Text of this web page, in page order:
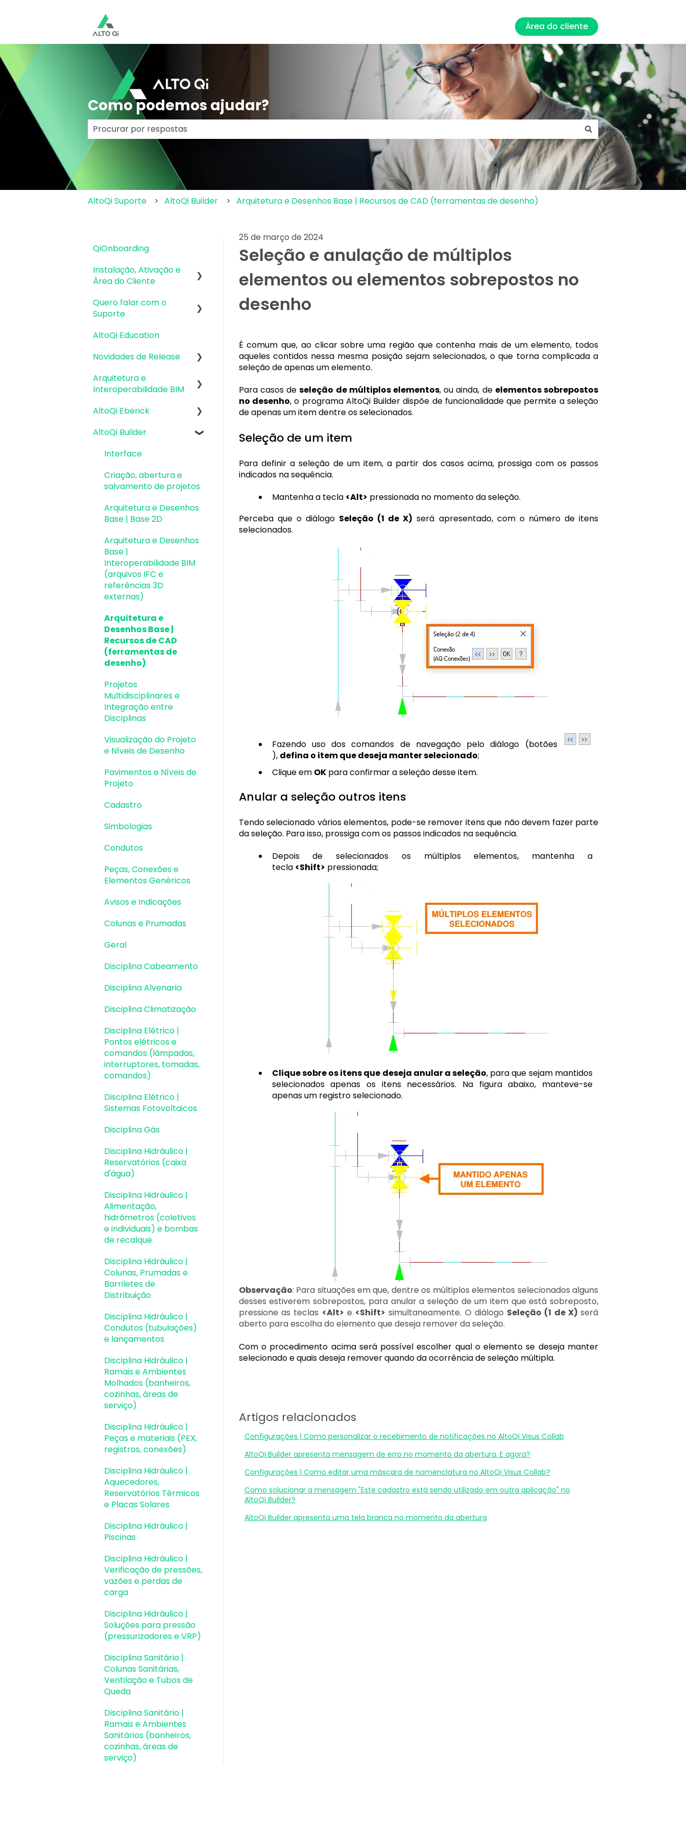
Área do cliente
Como podemos ajudar?
Não há sugestões porque o campo de pesquisa está em branco.
AltoQi Suporte AltoQi Builder Arquitetura e Desenhos Base | Recursos de CAD (ferramentas de desenho)
25 de março de 2024
Seleção e anulação de múltiplos
elementos ou elementos sobrepostos no
desenho
É comum que, ao clicar sobre uma região que contenha mais de um elemento, todos
aqueles contidos nessa mesma posição sejam selecionados, o que torna complicada a
seleção de apenas um elemento.
Para casos deseleção de múltiplos elementos, ou ainda, de elementos sobrepostos
no desenho, o programa AltoQi Builder dispõe de funcionalidade que permite a seleção
de apenas um item dentre os selecionados.
Seleção de um item
Para definir a seleção de um item, a partir dos casos acima, prossiga com os passos
indicados na sequência.
Mantenha a tecla <Alt> pressionada no momento da seleção.
Perceba que o diálogo Seleção (1 de X) será apresentado, com o número de itens
selecionados.
Fazendo uso dos comandos de navegação pelo diálogo (botões
), defina o item que deseja manter selecionado;
Clique em OKpara confirmar a seleção desse item.
Anular a seleção outros itens
Tendo selecionado vários elementos, pode-se remover itens que não devem fazer parte
da seleção. Para isso, prossiga com os passos indicados na sequência.
Depois de selecionados os múltiplos elementos, mantenha a
tecla <Shift> pressionada;
Clique sobre os itens que deseja anular a seleção, para que sejam mantidos
selecionados apenas os itens necessários. Na figura abaixo, manteve-se
apenas um registro selecionado.
Observação: Para situações em que, dentre os múltiplos elementos selecionados alguns
desses estiverem sobrepostos, para anular a seleção de um item que está sobreposto,
pressione as teclas <Alt> e <Shift> simultaneamente. O diálogo Seleção (1 de X) será
aberto para escolha do elemento que deseja remover da seleção.
Com o procedimento acima será possível escolher qual o elemento se deseja manter
selecionado e quais deseja remover quando da ocorrência de seleção múltipla.
Artigos relacionados
Configurações | Como personalizar o recebimento de notificações no AltoQi Visus Collab
AltoQi Builder apresenta mensagem de erro no momento da abertura. E agora?
Configurações | Como editar uma máscara de nomenclatura no AltoQi Visus Collab?
Como solucionar a mensagem "Este cadastro está sendo utilizado em outra aplicação" no
AltoQi Builder?
AltoQi Builder apresenta uma tela branca no momento da abertura
QiOnboarding
Instalação, Ativação e
Área do Cliente
Requisitos de Sistema
Operacional e
Antivírus
Recursos Gráficos e
Placa de Vídeo
Instalação & Acesso por
demonstrativas
Instalação & Acesso por
Chave de Ativação EID |
Versões anteriores
Outros
Quero falar com o
Suporte
Atendimento de
(bugs), melhorias e
sugestões
Envio de anexos
AltoQi Education
Novidades de Release
Atualizações AltoQi
Eberick
Atualizações AltoQi
Visus
Atualizações AltoQi
Visus Cost Management
Atualizações AltoQi
Visus Collab
Atualizações AltoQi
Visus WorkFlow
Arquitetura e
Interoperabilidade BIM
Preparação da
Exportação e
3D (formato Q3D)
Visualização em
Realidade Aumentada
(RA)
AltoQi Eberick
Interface
Criação, abertura e
Pavimentos e níveis
Desenhos e Arquitetura
Desenhos e Arquitetura
| Interoperabilidade BIM
Pilares | Lançamento
Pilares | Erros e Avisos
Pilares |
Dimensionamento e
Detalhamento
Vigas | Lançamento
Vigas | Erros e Avisos
Vigas |
Dimensionamento e
Detalhamento
Lajes | Lançamento
Lajes | Erros e Avisos
Lajes |
Dimensionamento
Lajes | Detalhamento
Fundações |
Fundações | Erros e
Dimensionamento e
Escadas
Escadas | Exemplos de
Lançamento
Reservatórios
Reservatórios |
Exemplos de
lançamento
Paredes de contenção
Elementos genéricos e
perfis metálicos
Estruturas de Alvenaria
Estrutural
Estruturas de Protensão
Estruturas Pré-
Moldadas
Estruturas Pré-
Moldadas | Erros e
Avisos
Processamento
Análise da estrutura
Estabilidade global
Deslocamentos e
durabilidade
Planta de fôrma e
locação
Pranchas e
detalhamentos
Outros
AltoQi Builder
Interface
Criação, abertura e
salvamento de projetos
Arquitetura e Desenhos
Base | Base 2D
Arquitetura e Desenhos
Base |
Interoperabilidade BIM
(arquivos IFC e
referências 3D
externas)
Arquitetura e
Desenhos Base |
Recursos de CAD
(ferramentas de
desenho)
Projetos
Multidisciplinares e
Integração entre
Disciplinas
Visualização do Projeto
e Níveis de Desenho
Pavimentos e Níveis de
Projeto
Cadastro
Simbologias
Condutos
Peças, Conexões e
Elementos Genéricos
Avisos e Indicações
Colunas e Prumadas
Geral
Disciplina Cabeamento
Disciplina Alvenaria
Disciplina Climatização
Disciplina Elétrico |
Pontos elétricos e
comandos (lâmpadas,
interruptores, tomadas,
comandos)
Disciplina Elétrico |
Sistemas Fotovoltaicos
Disciplina Gás
Disciplina Hidráulico |
Reservatórios (caixa
d'água)
Disciplina Hidráulico |
Alimentação,
hidrômetros (coletivos
e individuais) e bombas
de recalque
Disciplina Hidráulico |
Colunas, Prumadas e
Barriletes de
Distribuição
Disciplina Hidráulico |
Condutos (tubulações)
e lançamentos
Disciplina Hidráulico |
Ramais e Ambientes
Molhados (banheiros,
cozinhas, áreas de
serviço)
Disciplina Hidráulico |
Peças e materiais (PEX,
registros, conexões)
Disciplina Hidráulico |
Aquecedores,
Reservatórios Térmicos
e Placas Solares
Disciplina Hidráulico |
Piscinas
Disciplina Hidráulico |
Verificação de pressões,
vazões e perdas de
carga
Disciplina Hidráulico |
Soluções para pressão
(pressurizadores e VRP)
Disciplina Sanitário |
Colunas Sanitárias,
Ventilação e Tubos de
Queda
Disciplina Sanitário |
Ramais e Ambientes
Sanitários (banheiros,
cozinhas, áreas de
serviço)